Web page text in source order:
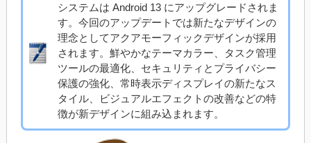
システムは Android 13 にアップグレードされま
す。今回のアップデートでは新たなデザインの
理念としてアクアモーフィックデザインが採用
されます。鮮やかなテーマカラー、タスク管理
ツールの最適化、セキュリティとプライバシー
保護の強化、常時表示ディスプレイの新たなス
タイル、ビジュアルエフェクトの改善などの特
徴が新デザインに組み込まれます。